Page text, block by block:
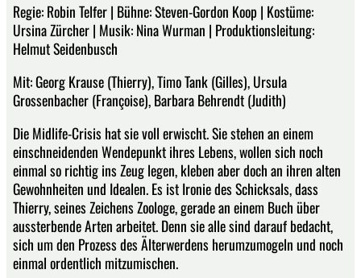
Regie: Robin Telfer | Bühne: Steven-Gordon Koop | Kostüme:
Ursina Zürcher | Musik: Nina Wurman | Produktionsleitung:
Helmut Seidenbusch
Mit: Georg Krause (Thierry), Timo Tank (Gilles), Ursula
Grossenbacher (Françoise), Barbara Behrendt (Judith)
Die Midlife-Crisis hat sie voll erwischt. Sie stehen an einem
einschneidenden Wendepunkt ihres Lebens, wollen sich noch
einmal so richtig ins Zeug legen, kleben aber doch an ihren alten
Gewohnheiten und Idealen. Es ist Ironie des Schicksals, dass
Thierry, seines Zeichens Zoologe, gerade an einem Buch über
aussterbende Arten arbeitet. Denn sie alle sind darauf bedacht,
sich um den Prozess des Älterwerdens herumzumogeln und noch
einmal ordentlich mitzumischen.